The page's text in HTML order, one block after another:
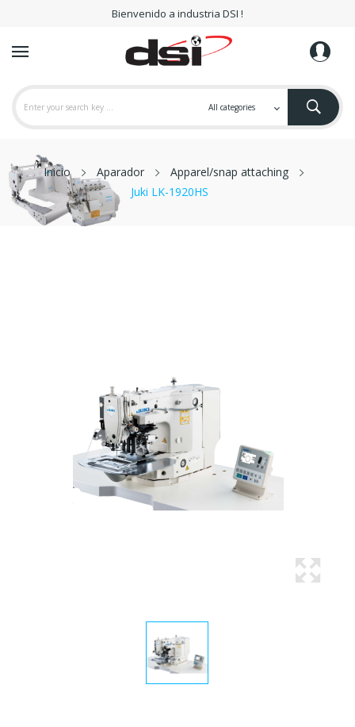
Bienvenido a industria DSI !
Inicio Aparador
Apparel/snap attaching
Juki LK-1920HS